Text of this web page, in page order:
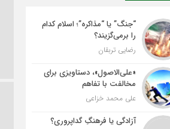
“جنگ” یا “مذاکره”؛ اسلام کدام
را برمی‌گزیند؟
رضایی تربقان
«علی‌الاصول»، دستاویزی برای
مخالفت با تفاهم
علی محمد خزاعی
آزادگی یا فرهنگِ گداپروری؟